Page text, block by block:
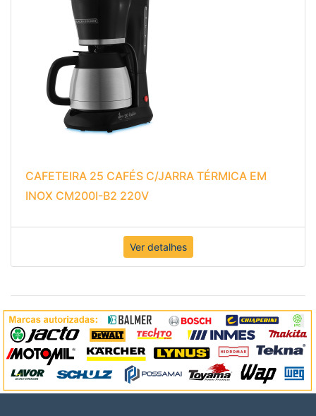
CAFETEIRA 25 CAFÉS C/JARRA TÉRMICA EM
INOX CM200I-B2 220V
Ver detalhes